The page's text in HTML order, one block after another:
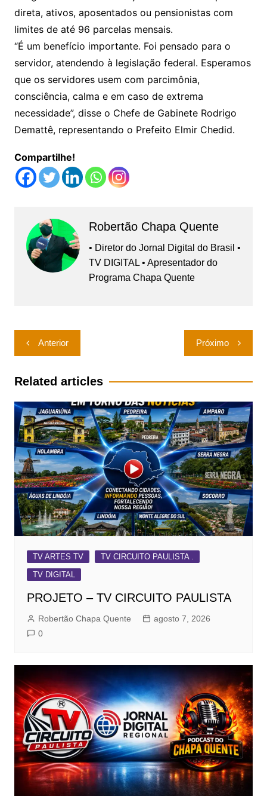
direta, ativos, aposentados ou pensionistas com
limites de até 96 parcelas mensais.
“É um benefício importante. Foi pensado para o
servidor, atendendo à legislação federal. Esperamos
que os servidores usem com parcimônia,
consciência, calma e em caso de extrema
necessidade”, disse o Chefe de Gabinete Rodrigo
Demattê, representando o Prefeito Elmir Chedid.
Compartilhe!
Robertão Chapa Quente
• Diretor do Jornal Digital do Brasil •
TV DIGITAL • Apresentador do
Programa Chapa Quente
Navegação
de
Post
Anterior Próximo
Related articles
TV ARTES TV
TV CIRCUITO PAULISTA .
TV DIGITAL
PROJETO – TV CIRCUITO PAULISTA
Robertão Chapa Quente
agosto 7, 2026
0